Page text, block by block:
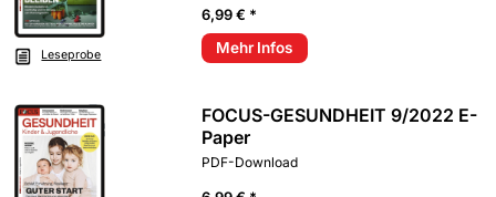
Leseprobe
6,99 € *
Mehr Infos
FOCUS-GESUNDHEIT 9/2022 E-
Paper
PDF-Download